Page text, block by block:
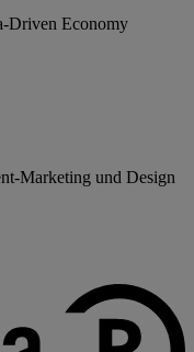
Driven Economy
Marketing und Design